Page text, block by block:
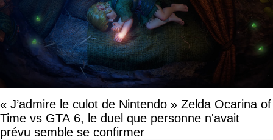
« J’admire le culot de Nintendo » Zelda Ocarina of
Time vs GTA 6, le duel que personne n'avait
prévu semble se confirmer